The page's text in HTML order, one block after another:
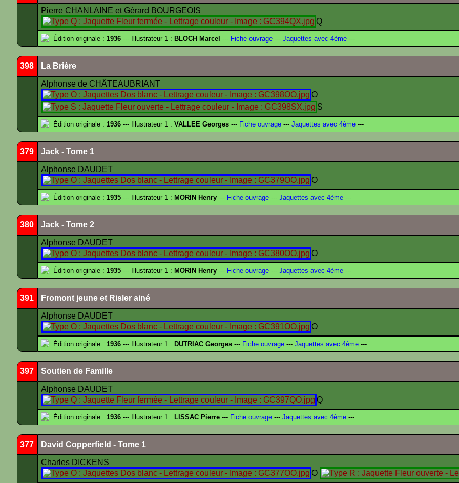
Pierre CHANLAINE et Gérard BOURGEOIS
Q
Édition originale : 1936 --- Illustrateur 1 : BLOCH Marcel --- Fiche ouvrage --- Jaquettes avec 4ème ---
398 La Brière
Alphonse de CHÂTEAUBRIANT
O
S
Édition originale : 1936 --- Illustrateur 1 : VALLEE Georges --- Fiche ouvrage --- Jaquettes avec 4ème ---
379 Jack - Tome 1
Alphonse DAUDET
O
Édition originale : 1935 --- Illustrateur 1 : MORIN Henry --- Fiche ouvrage --- Jaquettes avec 4ème ---
380 Jack - Tome 2
Alphonse DAUDET
O
Édition originale : 1935 --- Illustrateur 1 : MORIN Henry --- Fiche ouvrage --- Jaquettes avec 4ème ---
391 Fromont jeune et Risler ainé
Alphonse DAUDET
O
Édition originale : 1936 --- Illustrateur 1 : DUTRIAC Georges --- Fiche ouvrage --- Jaquettes avec 4ème ---
397 Soutien de Famille
Alphonse DAUDET
Q
Édition originale : 1936 --- Illustrateur 1 : LISSAC Pierre --- Fiche ouvrage --- Jaquettes avec 4ème ---
377 David Copperfield - Tome 1
Charles DICKENS
O